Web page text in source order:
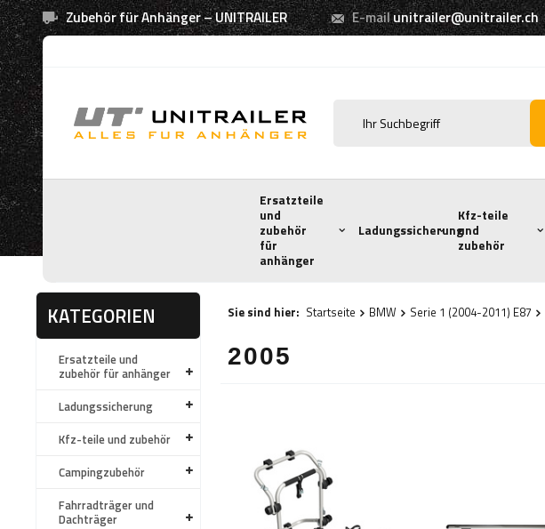
Zubehör für Anhänger – UNITRAILER E-mailunitrailer@unitrailer.ch
Ersatzteile
und
zubehör
für
anhänger
Ladungssicherung
Kfz-teile
und
zubehör
KATEGORIEN
Ersatzteile und
zubehör für anhänger
Ladungssicherung
Kfz-teile und zubehör
Campingzubehör
Fahrradträger und
Dachträger
Sie sind hier: Startseite BMW Serie 1 (2004-2011) E87
2005